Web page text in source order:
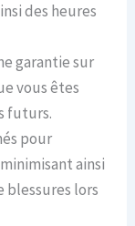
des heures
garantie sur
vous êtes
futurs.
pour
ainsi
blessures lors